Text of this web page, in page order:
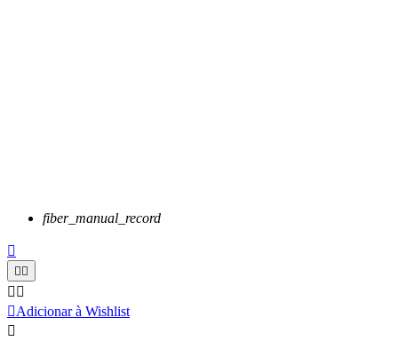
fiber_manual_record

 
 
Adicionar à Wishlist
